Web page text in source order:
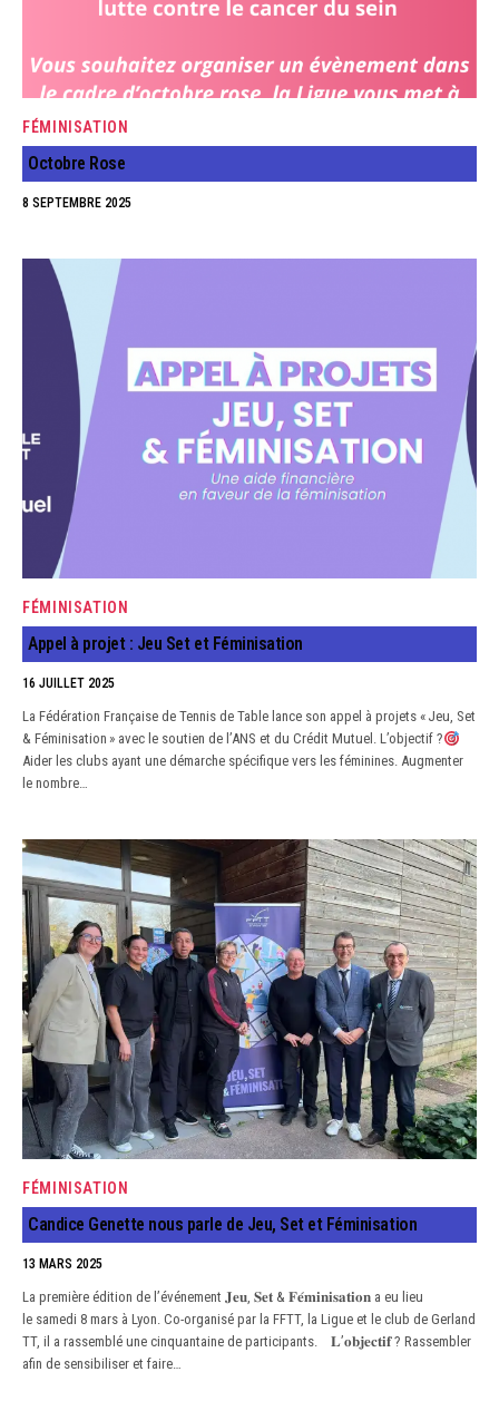
FÉMINISATION
Octobre Rose
8 SEPTEMBRE 2025
FÉMINISATION
Appel à projet : Jeu Set et Féminisation
16 JUILLET 2025
La Fédération Française de Tennis de Table lance son appel à projets « Jeu, Set
& Féminisation » avec le soutien de l’ANS et du Crédit Mutuel. L’objectif ?
Aider les clubs ayant une démarche spécifique vers les féminines. Augmenter
le nombre…
FÉMINISATION
Candice Genette nous parle de Jeu, Set et Féminisation
13 MARS 2025
La première édition de l’événement 𝐉𝐞𝐮, 𝐒𝐞𝐭 & 𝐅𝐞́𝐦𝐢𝐧𝐢𝐬𝐚𝐭𝐢𝐨𝐧 a eu lieu
le samedi 8 mars à Lyon. Co-organisé par la FFTT, la Ligue et le club de Gerland
TT, il a rassemblé une cinquantaine de participants. 𝐋’𝐨𝐛𝐣𝐞𝐜𝐭𝐢𝐟 ? Rassembler
afin de sensibiliser et faire…